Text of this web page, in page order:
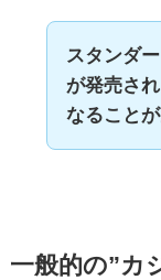
スタンダ
が発売さ
なることが
一般的の”カ